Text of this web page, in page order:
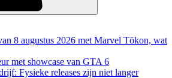
8 augustus 2026 met Marvel Tōkon, wat
met showcase van GTA 6
Fysieke releases zijn niet langer